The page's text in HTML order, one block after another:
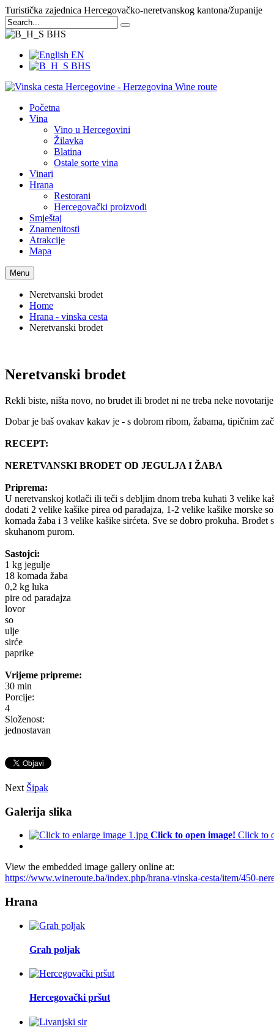
Turistička zajednica Hercegovačko-neretvanskog kantona/županije
BHS
EN
BHS
Početna
Vina
Vino u Hercegovini
Žilavka
Blatina
Ostale sorte vina
Vinari
Hrana
Restorani
Hercegovački proizvodi
Smještaj
Znamenitosti
Atrakcije
Mapa
Menu
Neretvanski brodet
Home
Hrana - vinska cesta
Neretvanski brodet
Neretvanski brodet
Rekli biste, ništa novo, no brudet ili brodet ni ne treba neke
Dobar je baš ovakav kakav je - s dobrom ribom, žabama, tipičnim
RECEPT:
NERETVANSKI BRODET OD JEGULJA I ŽABA
Priprema:
U neretvanskoj kotlači ili teči s debljim dnom treba kuhati 3 velike
dodati 2 velike kašike pirea od paradajza, 1-2 velike kašike morske
komada žaba i 3 velike kašike sirćeta. Sve se dobro prokuha.
skuhanom purom.
Sastojci:
1 kg jegulje
18 komada žaba
0,2 kg luka
pire od paradajza
lovor
so
ulje
sirće
paprike
Vrijeme pripreme:
30 min
Porcije:
4
Složenost:
jednostavan
Next Šipak
Galerija slika
Click to open image! Click to
View the embedded image gallery online at:
https://www.wineroute.ba/index.php/hrana-vinska-cesta/item/450-
Hrana
Grah poljak
Hercegovački pršut